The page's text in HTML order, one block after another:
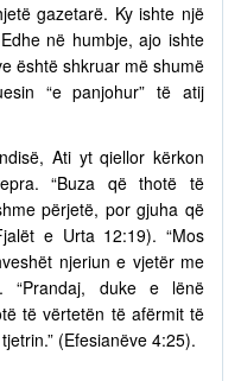
gazetarë. Ky ishte një
në humbje, ajo ishte
është shkruar më shumë
“e panjohur” të atij
Ati yt qiellor kërkon
“Buza që thotë të
përjetë, por gjuha që
e Urta 12:19). “Mos
njeriun e vjetër me
“Prandaj, duke e lënë
të vërtetën të afërmit të
(Efesianëve 4:25).